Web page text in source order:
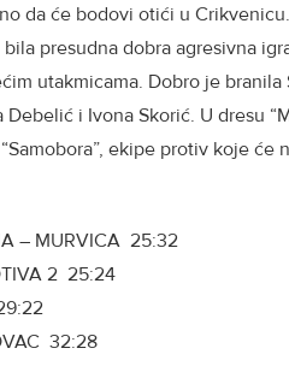
da će bodovi otići u
presudna dobra agresivna
utakmicama. Dobro je
i Ivona Skorić. U dresu
ekipe protiv koje
– MURVICA 25:32
2 25:24
32:28